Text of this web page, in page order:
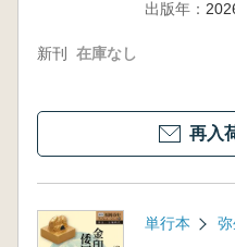
出版年：
新刊 在庫なし
再入
単行本